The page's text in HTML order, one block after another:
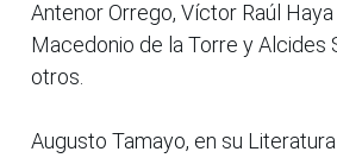
Antenor Orrego, Víctor Raúl
Macedonio de la Torre y Alcides
otros.
Augusto Tamayo, en su